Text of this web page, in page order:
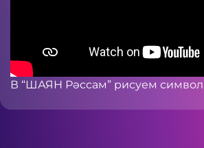
В “ШАЯН Рәссам” рисуем символ